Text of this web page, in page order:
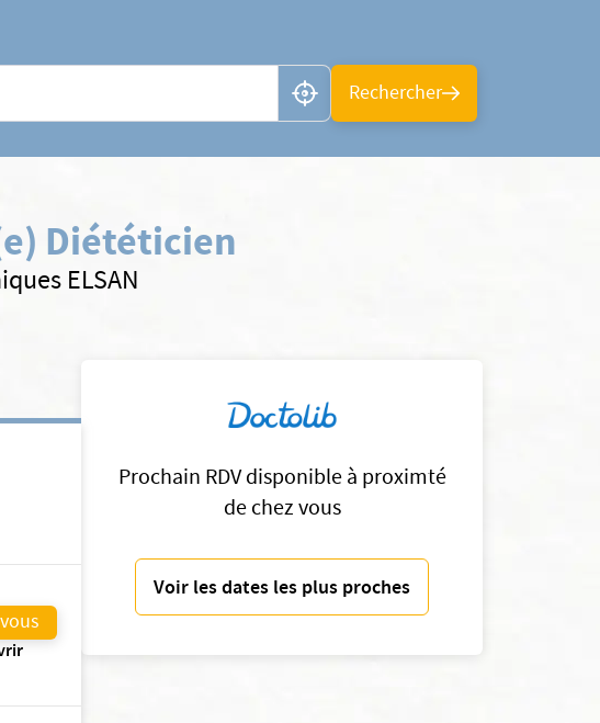
région ou CP
Rechercher
Diététicien
ELSAN
Prochain RDV disponible à proximté
de chez vous
Voir les dates les plus proches